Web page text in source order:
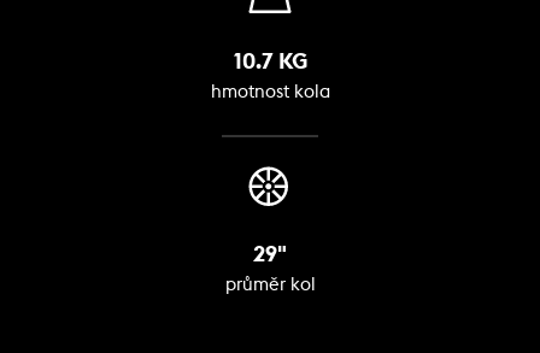
10.7 KG
hmotnost kola
29"
průměr kol